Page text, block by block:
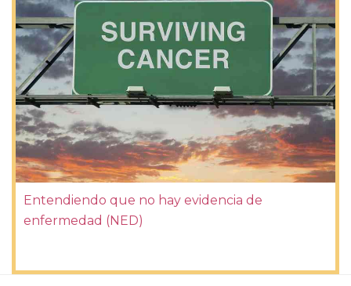
Entendiendo que no hay evidencia de
enfermedad (NED)